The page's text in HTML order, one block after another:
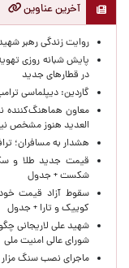
آخرین عناوین
روایت زندگی رهبر
پایش شبانه روزی
در قطارهای جدید
گاردین: دیپلماسی
معاون هماهنگ‌کننده
العدید هنوز مشخص
هشدار به مسافران؛
شکست + جدول
سقوط آزاد قیمت
کوییک و تارا + جدول
شهید علی لاریجانی
شورای عالی امنیت ملی
ماجرای نصب سنگ